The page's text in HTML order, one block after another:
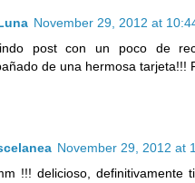
November 29, 2012 at
post con un poco de
de una hermosa tarjeta!!!
November 29, 2012 at
!!! delicioso, definitivamente